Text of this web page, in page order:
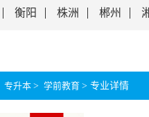
衡阳 株洲 郴州
专升本 > 学前教育 > 专业详情